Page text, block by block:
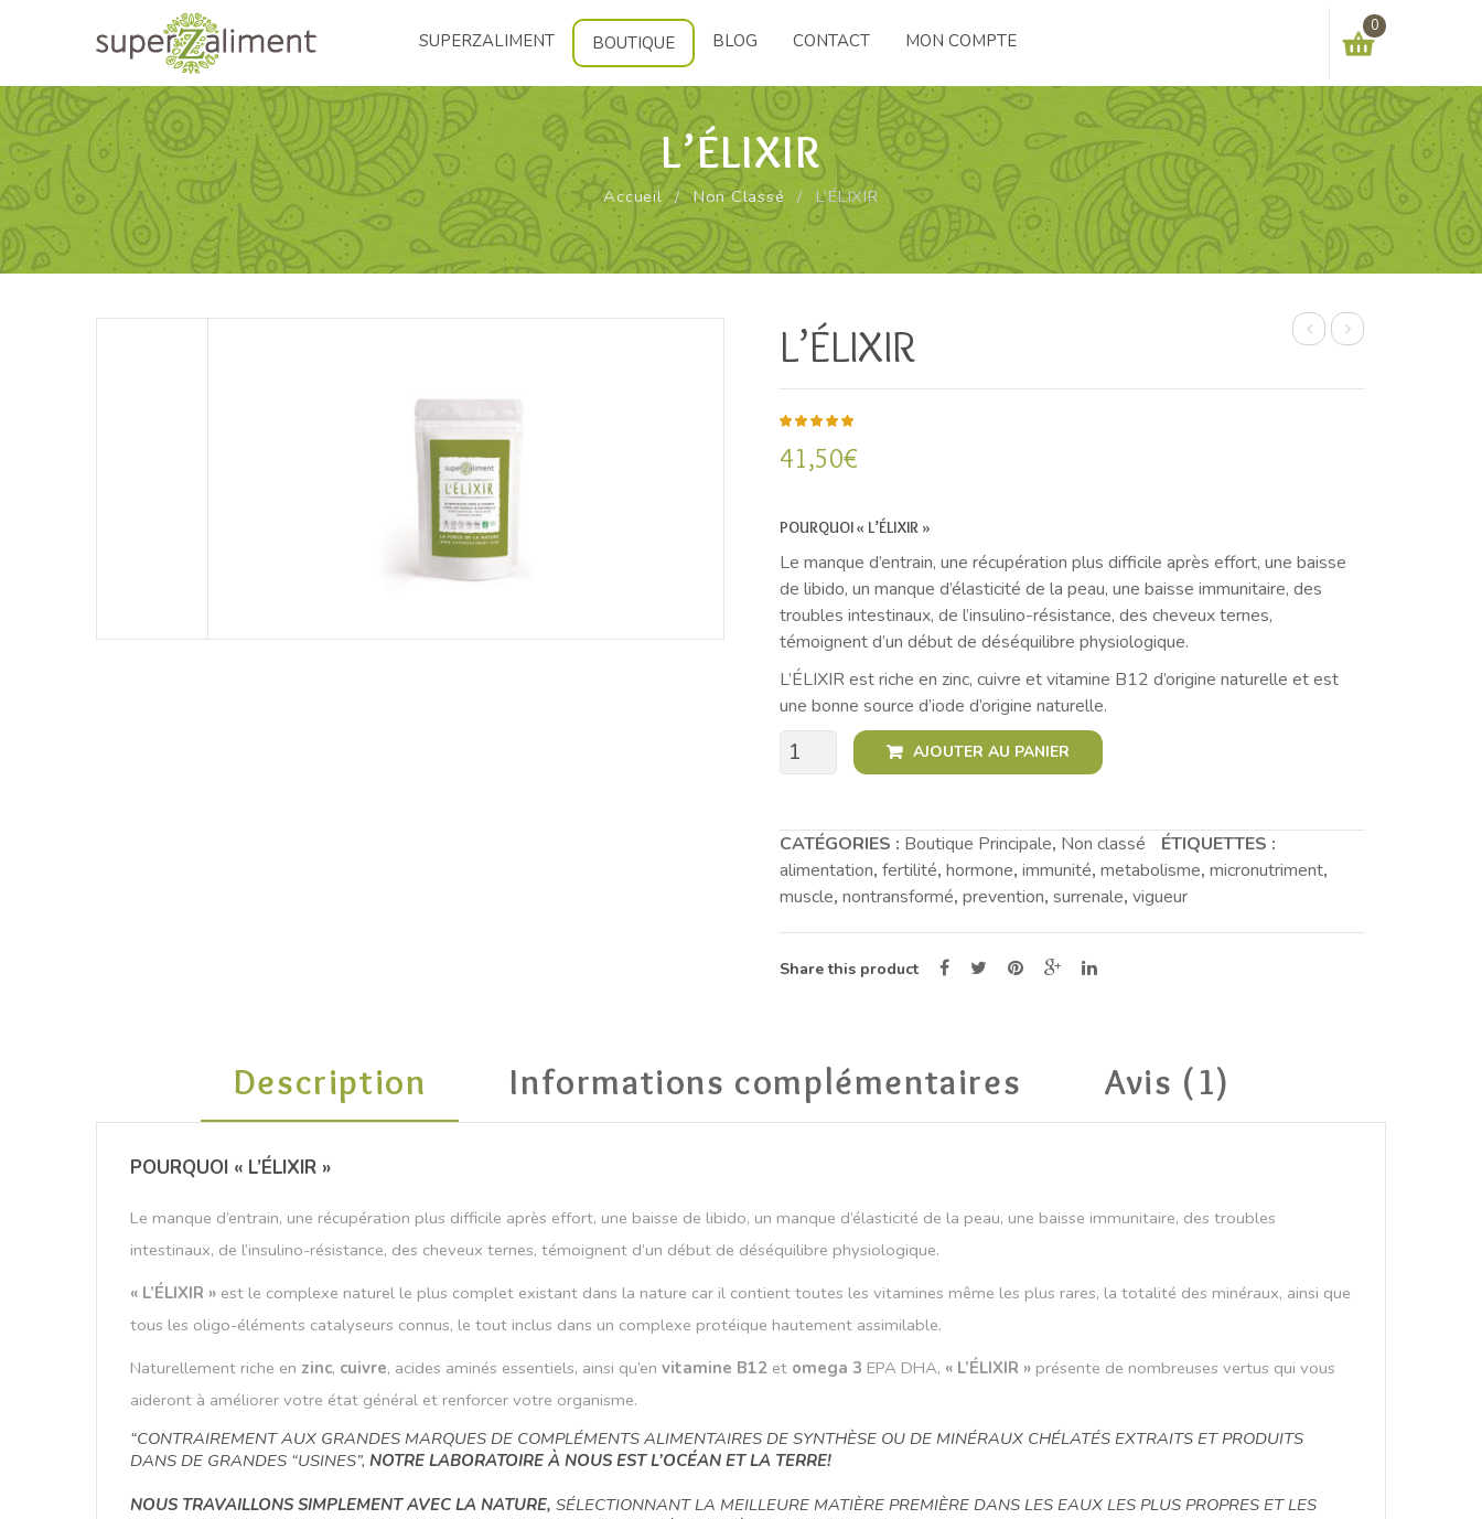
SUPERZALIMENT BOUTIQUE BLOG CONTACT MON COMPTE
0
You have no items in your shopping cart
SUBTOTAL: 0,00€
L’ÉLIXIR
Accueil / Non Classé / L’ÉLIXIR
L’ÉLIXIR
5.00
out
of
5
based
1
rating
41,50€
POURQUOI « L’ÉLIXIR »
Le manque d’entrain, une récupération plus difficile après effort, une baisse
de libido, un manque d’élasticité de la peau, une baisse immunitaire, des
troubles intestinaux, de l’insulino-résistance, des cheveux ternes,
témoignent d’un début de déséquilibre physiologique.
L’ÉLIXIR est riche en zinc, cuivre et vitamine B12 d’origine naturelle et est
une bonne source d’iode d’origine naturelle.
quantité
L'ÉLIXIR
AJOUTER AU PANIER
CATÉGORIES : Boutique Principale, Non classé
ÉTIQUETTES :
alimentation, fertilité, hormone, immunité, metabolisme, micronutriment,
muscle, nontransformé, prevention, surrenale, vigueur
Share this product
Description Informations complémentaires Avis (1)
POURQUOI « L’ÉLIXIR »
Le manque d’entrain, une récupération plus difficile après effort, une baisse de libido, un manque d’élasticité de la peau, une baisse immunitaire, des troubles
intestinaux, de l’insulino-résistance, des cheveux ternes, témoignent d’un début de déséquilibre physiologique.
« L’ÉLIXIR » est le complexe naturel le plus complet existant dans la nature car il contient toutes les vitamines même les plus rares, la totalité des minéraux, ainsi que
tous les oligo-éléments catalyseurs connus, le tout inclus dans un complexe protéique hautement assimilable.
Naturellement riche en zinc, cuivre, acides aminés essentiels, ainsi qu’en vitamine B12 et omega 3 EPA DHA, « L’ÉLIXIR » présente de nombreuses vertus qui vous
aideront à améliorer votre état général et renforcer votre organisme.
“CONTRAIREMENT AUX GRANDES MARQUES DE COMPLÉMENTS ALIMENTAIRES DE SYNTHÈSE OU DE MINÉRAUX CHÉLATÉS EXTRAITS ET PRODUITS
DANS DE GRANDES “USINES”, NOTRE LABORATOIRE À NOUS EST L’OCÉAN ET LA TERRE!
NOUS TRAVAILLONS SIMPLEMENT AVEC LA NATURE, SÉLECTIONNANT LA MEILLEURE MATIÈRE PREMIÈRE DANS LES EAUX LES PLUS PROPRES ET LES